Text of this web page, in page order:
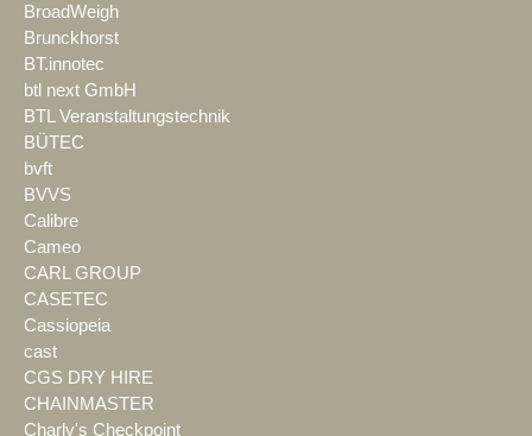
BroadWeigh
Brunckhorst
BT.innotec
btl next GmbH
BTL Veranstaltungstechnik
BÜTEC
bvft
BVVS
Calibre
Cameo
CARL GROUP
CASETEC
Cassiopeia
cast
CGS DRY HIRE
CHAINMASTER
Charly's Checkpoint